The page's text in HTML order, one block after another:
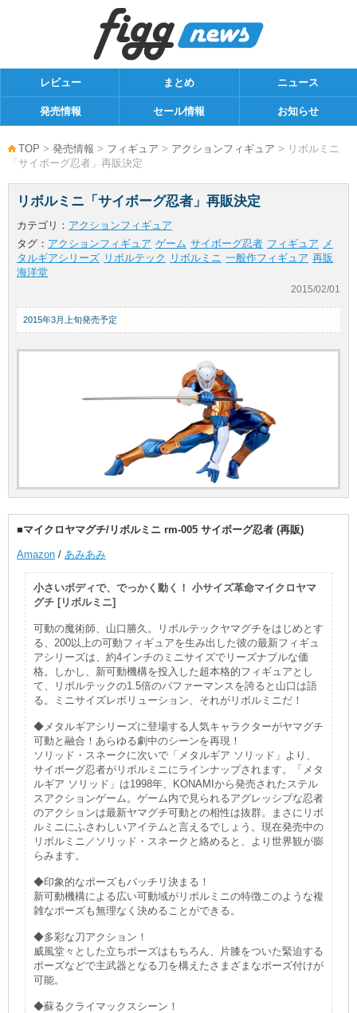
レビュー まとめ ニュース
発売情報 セール情報 お知らせ
TOP > 発売情報 > フィギュア > アクションフィギュア > リボルミニ
「サイボーグ忍者」再販決定
リボルミニ「サイボーグ忍者」再販決定
カテゴリ： アクションフィギュア
タグ： アクションフィギュア ゲーム サイボーグ忍者 フィギュア メ
タルギアシリーズ リボルテック リボルミニ 一般作フィギュア 再販
海洋堂
2015/02/01
2015年3月上旬発売予定
■マイクロヤマグチ/リボルミニ rm-005 サイボーグ忍者 (再販)
Amazon / あみあみ
小さいボディで、でっかく動く！ 小サイズ革命マイクロヤマ
グチ [リボルミニ]
可動の魔術師、山口勝久。リボルテックヤマグチをはじめとす
る、200以上の可動フィギュアを生み出した彼の最新フィギュ
アシリーズは、約4インチのミニサイズでリーズナブルな価
格。しかし、新可動機構を投入した超本格的フィギュアとし
て、リボルテックの1.5倍のパファーマンスを誇ると山口は語
る。ミニサイズレボリューション、それがリボルミニだ！
◆メタルギアシリーズに登場する人気キャラクターがヤマグチ
可動と融合！あらゆる劇中のシーンを再現！
ソリッド・スネークに次いで「メタルギア ソリッド」より、
サイボーグ忍者がリボルミニにラインナップされます。「メタ
ルギア ソリッド」は1998年、KONAMIから発売されたステル
スアクションゲーム。ゲーム内で見られるアグレッシブな忍者
のアクションは最新ヤマグチ可動との相性は抜群。まさにリボ
ルミニにふさわしいアイテムと言えるでしょう。現在発売中の
リボルミニ／ソリッド・スネークと絡めると、より世界観が膨
らみます。
◆印象的なポーズもバッチリ決まる！
新可動機構による広い可動域がリボルミニの特徴このような複
雑なポーズも無理なく決めることができる。
◆多彩な刀アクション！
威風堂々とした立ちポーズはもちろん、片膝をついた緊迫する
ポーズなどで主武器となる刀を構えたさまざまなポーズ付けが
可能。
◆蘇るクライマックスシーン！